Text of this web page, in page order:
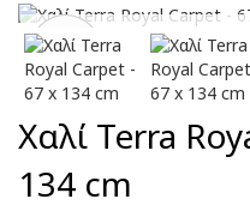
-50%
Χαλί Terra
134 cm